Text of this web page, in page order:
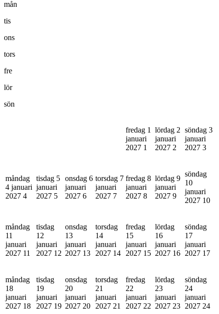
mån
tis
ons
tors
fre
lör
sön
fredag 1
januari
2027 1
lördag 2
januari
2027 2
söndag 3
januari
2027 3
måndag
4 januari
2027 4
tisdag 5
januari
2027 5
onsdag 6
januari
2027 6
torsdag 7
januari
2027 7
fredag 8
januari
2027 8
lördag 9
januari
2027 9
söndag
10
januari
2027 10
måndag
11
januari
2027 11
tisdag
12
januari
2027 12
onsdag
13
januari
2027 13
torsdag
14
januari
2027 14
fredag
15
januari
2027 15
lördag
16
januari
2027 16
söndag
17
januari
2027 17
måndag
18
januari
2027 18
tisdag
19
januari
2027 19
onsdag
20
januari
2027 20
torsdag
21
januari
2027 21
fredag
22
januari
2027 22
lördag
23
januari
2027 23
söndag
24
januari
2027 24